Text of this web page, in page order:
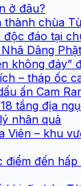
ở đâu?
thành chùa
độc đáo tại
Dâng
không đáy”
– tháp ốc
ấn Cam
tầng địa
nhân quả
Viên – khu
điểm đến